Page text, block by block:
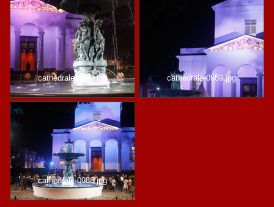
cathedrale-0993.jpg cathedrale-0989.jpg
cathedrale-0988.jpg